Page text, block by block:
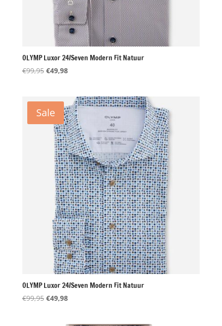
OLYMP Luxor 24/Seven Modern Fit Natuur
€99,95 Oorspronkelijke
€99,95.
€49,98Huidige
€49,98.
Sale
OLYMP Luxor 24/Seven Modern Fit Natuur
€99,95 Oorspronkelijke
€49,98Huidige